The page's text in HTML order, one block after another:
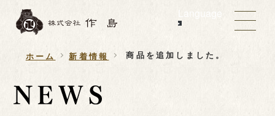
Language
ホーム 新着情報 商品を追加しました。